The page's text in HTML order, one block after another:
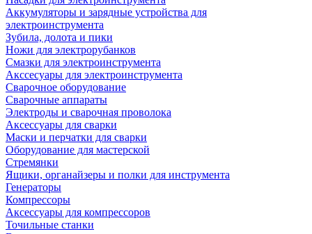
Аккумуляторы и зарядные устройства для
электроинструмента
Зубила, долота и пики
Ножи для электрорубанков
Смазки для электроинструмента
Акссесуары для электроинструмента
Сварочное оборудование
Сварочные аппараты
Электроды и сварочная проволока
Аксессуары для сварки
Маски и перчатки для сварки
Оборудование для мастерской
Стремянки
Ящики, органайзеры и полки для инструмента
Генераторы
Компрессоры
Аксессуары для компрессоров
Точильные станки